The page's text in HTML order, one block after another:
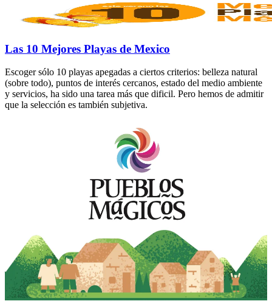
Las 10 Mejores Playas de Mexico
Escoger sólo 10 playas apegadas a ciertos criterios: belleza natural
(sobre todo), puntos de interés cercanos, estado del medio ambiente
y servicios, ha sido una tarea más que dificil. Pero hemos de admitir
que la selección es también subjetiva.